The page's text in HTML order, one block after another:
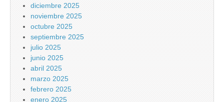
diciembre 2025
noviembre 2025
octubre 2025
septiembre 2025
julio 2025
junio 2025
abril 2025
marzo 2025
febrero 2025
enero 2025